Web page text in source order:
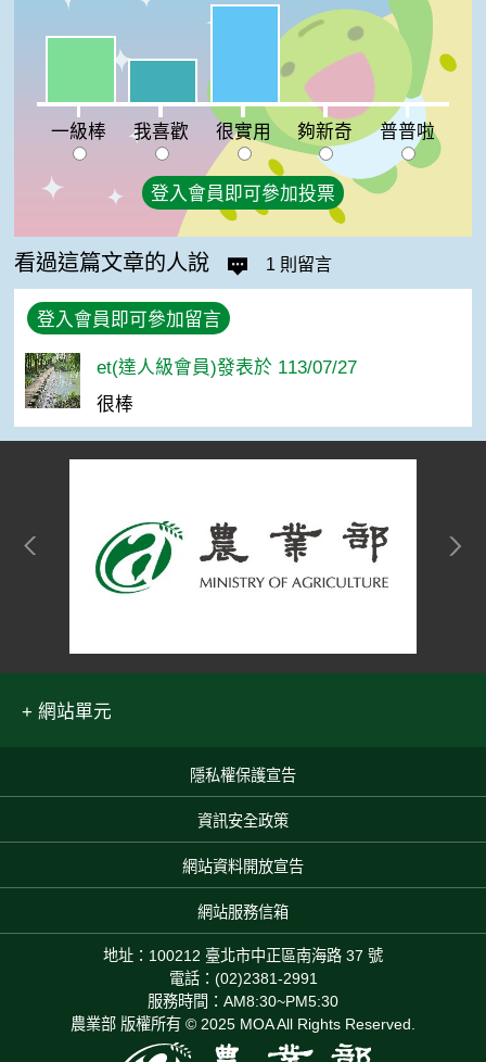
一級棒:32%
我喜歡:21%
很實用:47%
夠新奇:0%普普啦:0%
一級棒 我喜歡 很實用 夠新奇 普普啦
登入會員即可參加投票
看過這篇文章的人說 1 則留言
登入會員即可參加留言
et(達人級會員)發表於 113/07/27
很棒
網站單元
隱私權保護宣告
資訊安全政策
網站資料開放宣告
網站服務信箱
地址：100212 臺北市中正區南海路 37 號
電話：(02)2381-2991
服務時間：AM8:30~PM5:30
農業部 版權所有 © 2025 MOA All Rights Reserved.